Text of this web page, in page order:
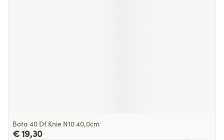
Bota 40 Df Knie N10 40,0cm
€ 19,30